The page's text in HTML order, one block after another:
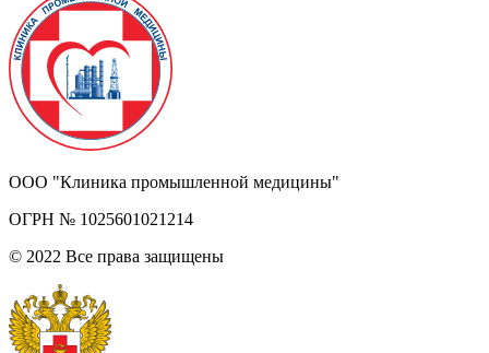
ООО "Клиника промышленной медицины"
ОГРН № 1025601021214
© 2022 Все права защищены